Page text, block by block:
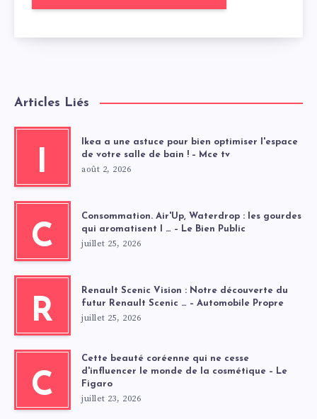
Articles Liés
I
Ikea a une astuce pour bien optimiser l'espace
de votre salle de bain ! – Mce tv
août 2, 2026
C
Consommation. Air'Up, Waterdrop : les gourdes
qui aromatisent l … – Le Bien Public
juillet 25, 2026
R
Renault Scenic Vision : Notre découverte du
futur Renault Scenic … – Automobile Propre
juillet 25, 2026
C
Cette beauté coréenne qui ne cesse
d'influencer le monde de la cosmétique – Le
Figaro
juillet 23, 2026